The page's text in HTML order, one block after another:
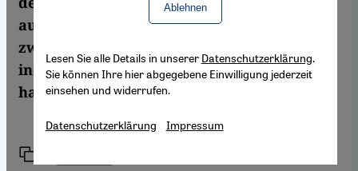
aus. Sie begegnen dem politischen Konflikt
zwischen Iran und Europa mit
individuellen Perspektiven. Ariana Mirza
hat sich umgeschaut.
Ablehnen
Lesen Sie alle Details in unserer Datenschutzerklärung.
Sie können Ihre hier abgegebene Einwilligung jederzeit
einsehen und widerrufen.
Datenschutzerklärung Impressum